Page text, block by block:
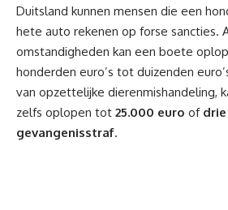
Duitsland kunnen mensen die een
hete auto rekenen op forse sancties.
omstandigheden kan een boete
honderden euro’s tot duizenden
van opzettelijke dierenmishandeling,
zelfs oplopen tot 25.000 euro of
gevangenisstraf.